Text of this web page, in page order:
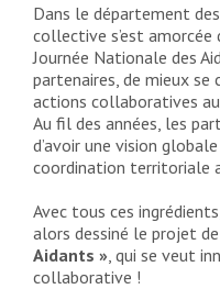
Dans le département
collective s’est
Journée Nationale des
partenaires, de mieux
actions collaboratives
Au fil des années, les
d’avoir une vision
coordination territoriale
Avec tous ces
alors dessiné le projet
Aidants » , qui se veut
collaborative !